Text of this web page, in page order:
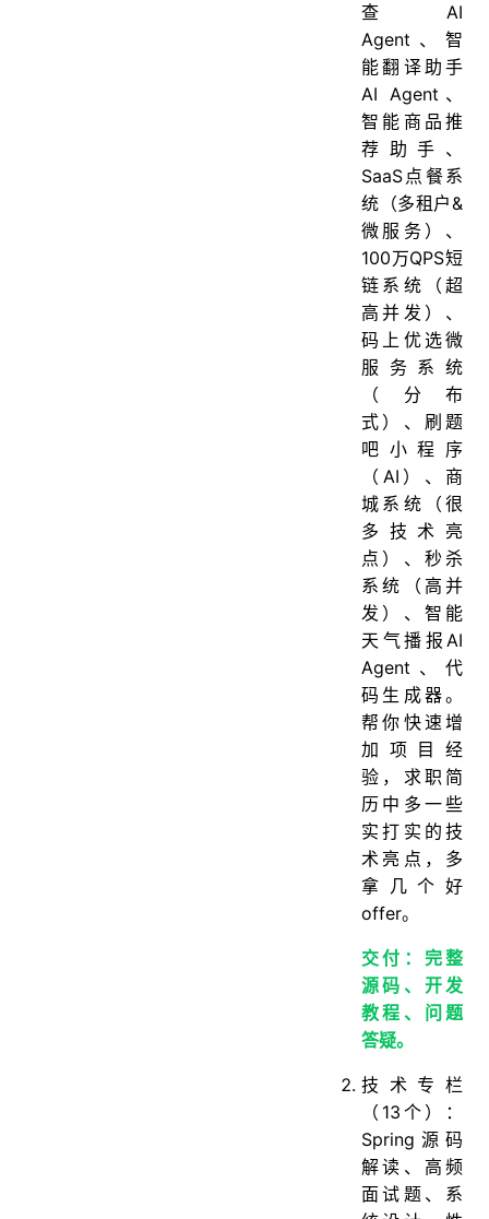
查AI
Agent、智
能翻译助手
AI Agent、
智能商品推
荐助手、
SaaS点餐系
统（多租户&
微服务）、
100万QPS短
链系统（超
高并发）、
码上优选微
服务系统
（分布
式）、刷题
吧小程序
（AI）、商
城系统（很
多技术亮
点）、秒杀
系统（高并
发）、智能
天气播报AI
Agent、代
码生成器。
帮你快速增
加项目经
验，求职简
历中多一些
实打实的技
术亮点，多
拿几个好
offer。
交付：完整
源码、开发
教程、问题
答疑。
技术专栏
（13个）：
Spring源码
解读、高频
面试题、系